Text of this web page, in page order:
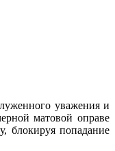
уважения и
матовой оправе
блокируя попадание